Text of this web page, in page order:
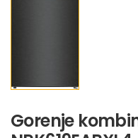
Gorenje